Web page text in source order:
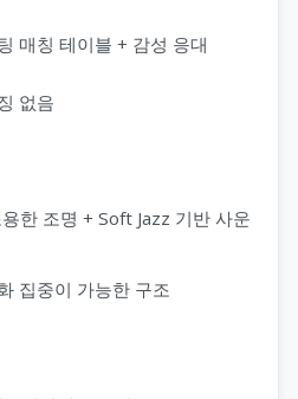
매칭 테이블 + 감성 응대
없음
한 조명 + Soft Jazz 기반 사운
집중이 가능한 구조